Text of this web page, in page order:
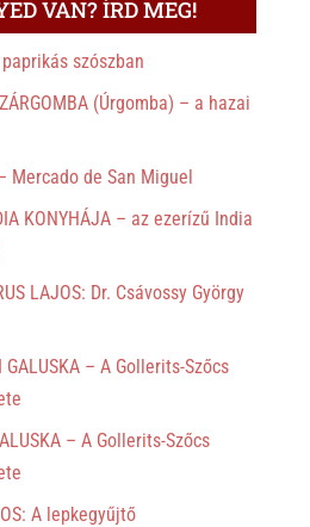
VAN? ÍRD MEG!
paprikás szószban
(Úrgomba) – a hazai
Mercado de San Miguel
KONYHÁJA – az ezerízű India
LAJOS: Dr. Csávossy György
GALUSKA – A Gollerits-Szőcs
– A Gollerits-Szőcs
A lepkegyűjtő